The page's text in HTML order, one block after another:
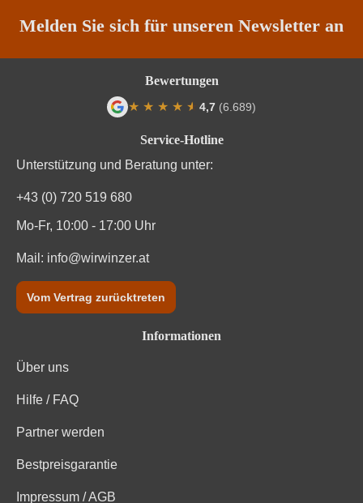
Nährwertangaben
Trauben, Konservierungsstoffe (Sulfite). Enthält
Melden Sie sich für unseren Newsletter an
Service-Hotline
Unterstützung und Beratung unter:
+43 (0) 720 519 680
Mo-Fr, 10:00 - 17:00 Uhr
Mail: info@wirwinzer.at
Vom Vertrag zurücktreten
Informationen
Über uns
Hilfe / FAQ
Partner werden
Bestpreisgarantie
Impressum / AGB
Bewertungen
★ ★ ★ ★ ★
★ 4,7 (6.689)